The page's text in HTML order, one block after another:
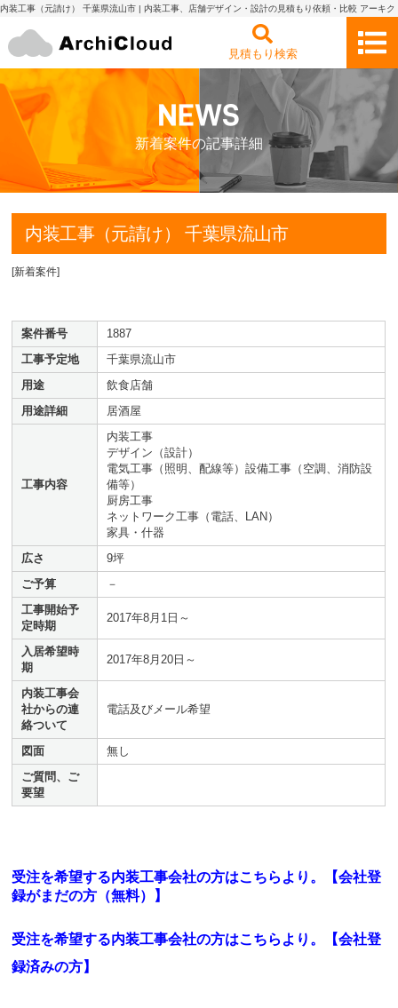
内装工事（元請け） 千葉県流山市 | 内装工事、店舗デザイン・設計の見積もり依頼・比較 アーキク
見積もり検索
新着案件の記事詳細
内装工事（元請け） 千葉県流山市
[新着案件]
案件番号
1887
工事予定地
千葉県流山市
用途
飲食店舗
用途詳細
居酒屋
工事内容
内装工事
デザイン（設計）
電気工事（照明、配線等）設備工事（空調、消防設
備等）
厨房工事
ネットワーク工事（電話、LAN）
家具・什器
広さ
9坪
ご予算
－
工事開始予
定時期
2017年8月1日～
入居希望時
期
2017年8月20日～
内装工事会
社からの連
絡ついて
電話及びメール希望
図面
無し
ご質問、ご
要望
受注を希望する内装工事会社の方はこちらより。【会社登
録がまだの方（無料）】
受注を希望する内装工事会社の方はこちらより。
【会社登
録済みの方】